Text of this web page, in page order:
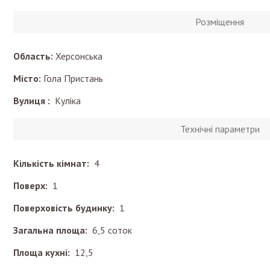
Розміщення
Область: Херсонська
Місто: Гола Пристань
Вулиця : Куліка
Технічні параметри
Кількість кімнат: 4
Поверх: 1
Поверховість будинку: 1
Загальна площа: 6,5 соток
Площа кухні: 12,5